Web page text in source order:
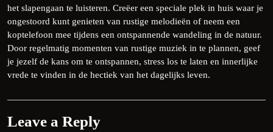
het slapengaan te luisteren. Creëer een speciale plek in huis waar je
ongestoord kunt genieten van rustige melodieën of neem een
koptelefoon mee tijdens een ontspannende wandeling in de natuur.
Door regelmatig momenten van rustige muziek in te plannen, geef
je jezelf de kans om te ontspannen, stress los te laten en innerlijke
vrede te vinden in de hectiek van het dagelijks leven.
Leave a Reply